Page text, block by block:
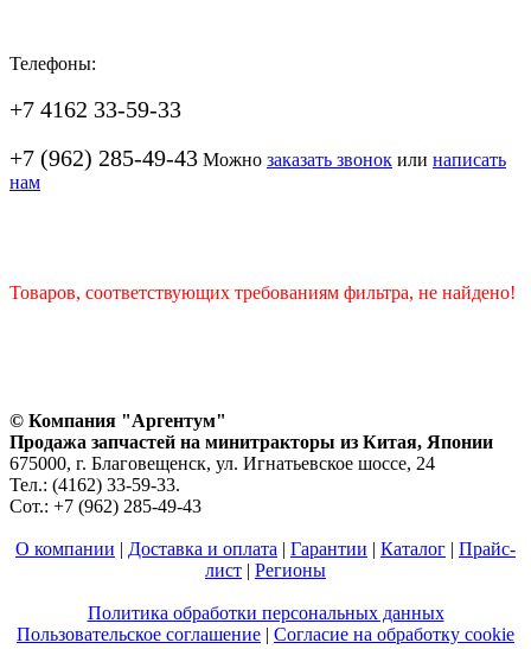
Телефоны:
+7 4162 33-59-33
+7 (962) 285-49-43 Можно заказать звонок или написать
нам
Товаров, соответствующих требованиям фильтра, не найдено!
© Компания "Аргентум"
Продажа запчастей на минитракторы из Китая, Японии
675000, г. Благовещенск, ул. Игнатьевское шоссе, 24
Тел.: (4162) 33-59-33.
Сот.: +7 (962) 285-49-43
О компании | Доставка и оплата | Гарантии | Каталог | Прайс-
лист | Регионы
Политика обработки персональных данных
Пользовательское соглашение | Согласие на обработку cookie